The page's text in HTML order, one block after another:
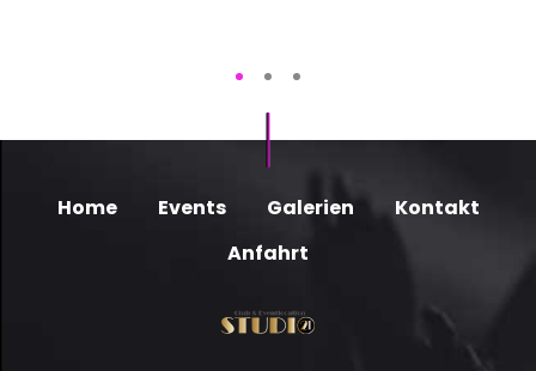
Home Events Galerien
Kontakt
Anfahrt